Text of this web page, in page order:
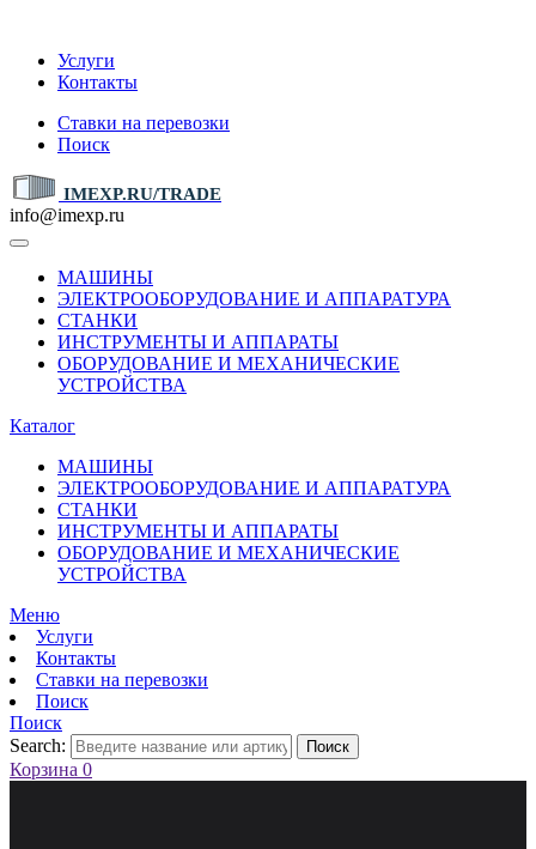
Услуги
Контакты
Ставки на перевозки
Поиск
IMEXP.RU/TRADE
info@imexp.ru
МАШИНЫ
ЭЛЕКТРООБОРУДОВАНИЕ И АППАРАТУРА
СТАНКИ
ИНСТРУМЕНТЫ И АППАРАТЫ
ОБОРУДОВАНИЕ И МЕХАНИЧЕСКИЕ
УСТРОЙСТВА
Каталог
МАШИНЫ
ЭЛЕКТРООБОРУДОВАНИЕ И АППАРАТУРА
СТАНКИ
ИНСТРУМЕНТЫ И АППАРАТЫ
ОБОРУДОВАНИЕ И МЕХАНИЧЕСКИЕ
УСТРОЙСТВА
Меню
Услуги
Контакты
Ставки на перевозки
Поиск
Поиск
Search:
Поиск
Корзина 0